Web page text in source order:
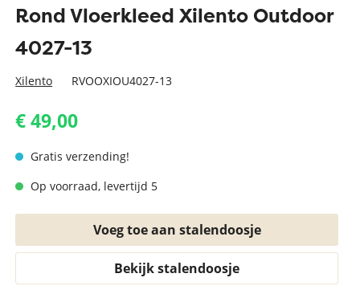
Rond Vloerkleed Xilento Outdoor
4027-13
Xilento RVOOXIOU4027-13
€ 49,00
Gratis verzending!
Op voorraad, levertijd 5
Voeg toe aan stalendoosje
Bekijk stalendoosje